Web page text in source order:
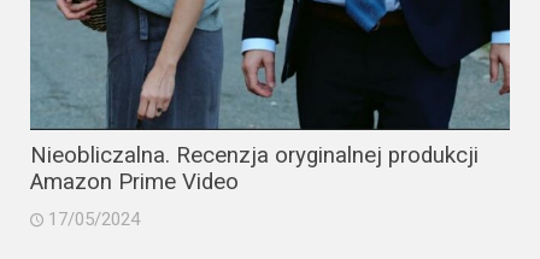
Nieobliczalna. Recenzja oryginalnej produkcji
Amazon Prime Video
17/05/2024